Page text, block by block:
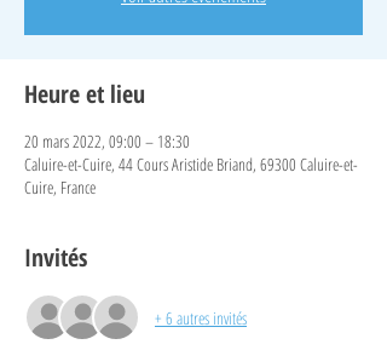
Heure et lieu
20 mars 2022, 09:00 – 18:30
Caluire-et-Cuire, 44 Cours Aristide Briand, 69300 Caluire-et-
Cuire, France
Invités
+ 6 autres invités